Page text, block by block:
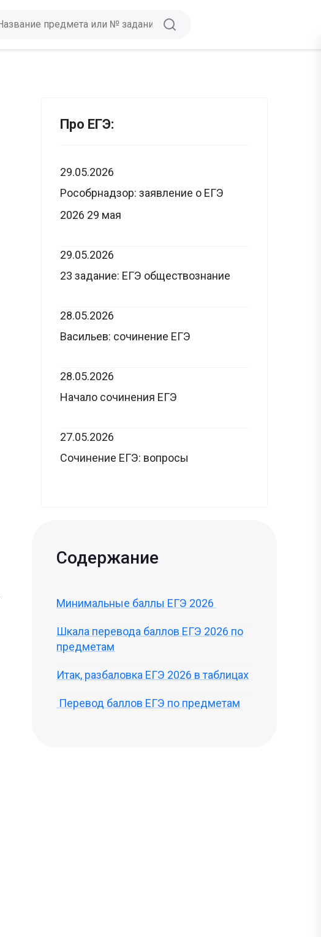
Про ЕГЭ:
29.05.2026
Рособрнадзор: заявление о ЕГЭ
2026 29 мая
29.05.2026
23 задание: ЕГЭ обществознание
28.05.2026
Васильев: сочинение ЕГЭ
28.05.2026
Начало сочинения ЕГЭ
27.05.2026
Сочинение ЕГЭ: вопросы
Содержание
Минимальные баллы ЕГЭ 2026
Шкала перевода баллов ЕГЭ 2026 по
предметам
Итак, разбаловка ЕГЭ 2026 в таблицах
Перевод баллов ЕГЭ по предметам